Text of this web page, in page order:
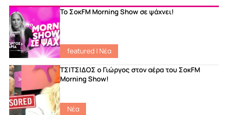
Το ΣοκFM Morning Show σε ψάχνει!
featured | Νέα
ΤΣΙΤΣΙΔΟΣ ο Γιώργος στον αέρα του ΣοκFM
Morning Show!
Νέα